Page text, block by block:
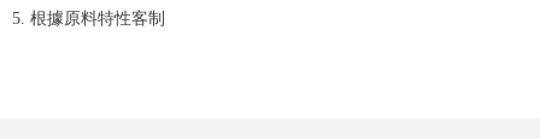
5. 根據原料特性客制